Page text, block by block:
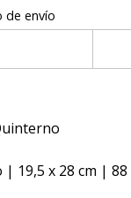
de envío
| 19,5 x 28 cm | 88